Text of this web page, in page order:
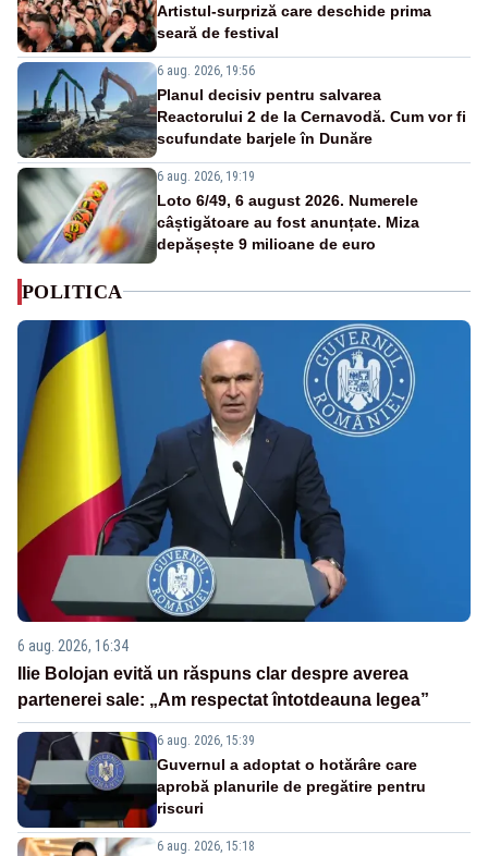
Artistul-surpriză care deschide prima
seară de festival
6 aug. 2026, 19:56
Planul decisiv pentru salvarea
Reactorului 2 de la Cernavodă. Cum vor fi
scufundate barjele în Dunăre
6 aug. 2026, 19:19
Loto 6/49, 6 august 2026. Numerele
câștigătoare au fost anunțate. Miza
depășește 9 milioane de euro
POLITICA
6 aug. 2026, 16:34
Ilie Bolojan evită un răspuns clar despre averea
partenerei sale: „Am respectat întotdeauna legea”
6 aug. 2026, 15:39
Guvernul a adoptat o hotărâre care
aprobă planurile de pregătire pentru
riscuri
6 aug. 2026, 15:18